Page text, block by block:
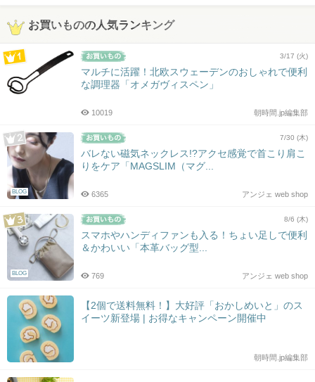
お買いものの人気ランキング
3/17 (火)
マルチに活躍！北欧スウェーデンのおしゃれで便利
な調理器「オメガヴィスペン」
朝時間.jp編集部
10019
BLOG
7/30 (木)
バレない磁気ネックレス!?アクセ感覚で首こり肩こ
りをケア「MAGSLIM（マグ...
アンジェ web shop
6365
BLOG
8/6 (木)
スマホやハンディファンも入る！ちょい足しで便利
＆かわいい「本革バッグ型...
アンジェ web shop
769
【2個で送料無料！】大好評「おかしめいと」のス
イーツ新登場 | お得なキャンペーン開催中
朝時間.jp編集部